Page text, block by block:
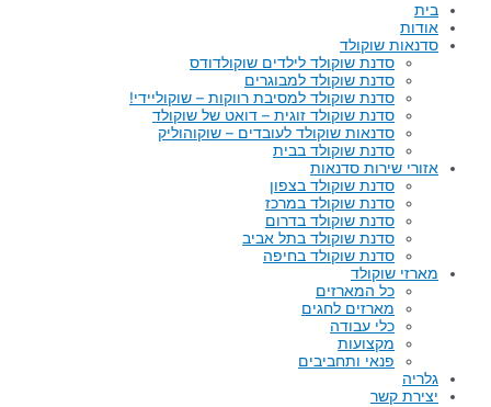
בית
אודות
סדנאות שוקולד
סדנת שוקולד לילדים שוקולדודס
סדנת שוקולד למבוגרים
סדנת שוקולד למסיבת רווקות – שוקוליידי!
סדנת שוקולד זוגית – דואט של שוקולד
סדנאות שוקולד לעובדים – שוקוהוליק
סדנת שוקולד בבית
אזורי שירות סדנאות
סדנת שוקולד בצפון
סדנת שוקולד במרכז
סדנת שוקולד בדרום
סדנת שוקולד בתל אביב
סדנת שוקולד בחיפה
מארזי שוקולד
כל המארזים
מארזים לחגים
כלי עבודה
מקצועות
פנאי ותחביבים
גלריה
יצירת קשר